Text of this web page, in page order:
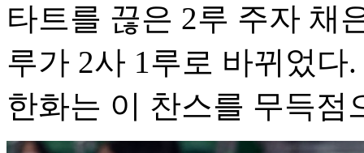
타트를 끊은 2루 주자 채
루가 2사 1루로 바뀌었
한화는 이 찬스를 무득점